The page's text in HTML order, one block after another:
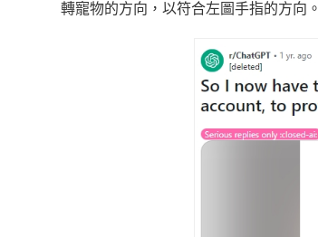
轉寵物的方向，以符合左圖手指的方向。